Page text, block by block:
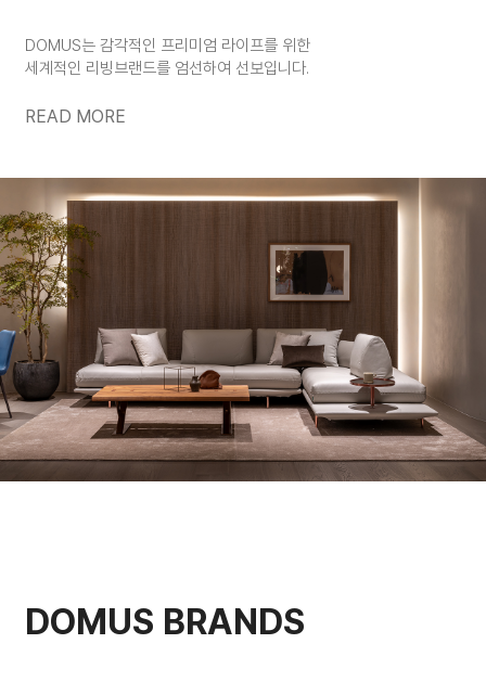
DOMUS는 감각적인 프리미엄 라이프를 위한
세계적인 리빙브랜드를 엄선하여 선보입니다.
READ MORE
DOMUS BRANDS